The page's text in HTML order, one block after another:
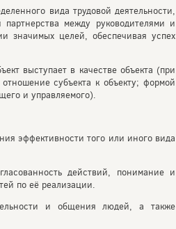
вида трудовой деятельности,
между руководителями и
значимых целей, обеспечивая успех
выступает в качестве объекта (при
субъекта к объекту; формой
и управляемого).
эффективности того или иного вида
действий, понимание и
по её реализации.
и общения людей, а также